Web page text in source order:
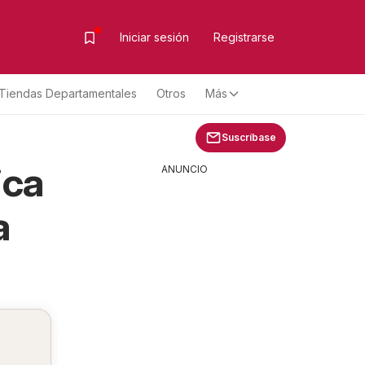
Iniciar sesión Registrarse
Departamentales Otros Más
Suscríbase
ANUNCIO